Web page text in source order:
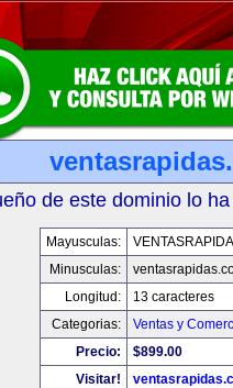
de este dominio lo
Mayusculas:
Minusculas:
Longitud:
13 caracteres
Categorias:
Ventas y
Precio:
$899.00
Visitar!